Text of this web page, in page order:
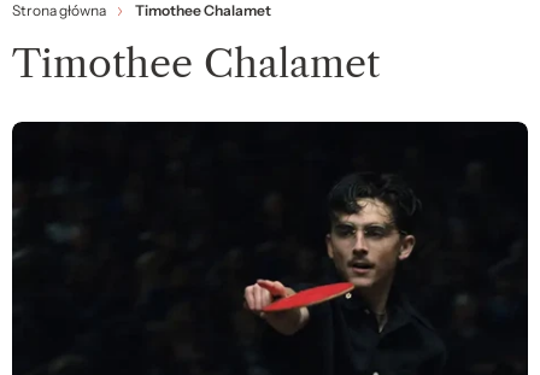
Strona główna Timothee Chalamet
Timothee Chalamet